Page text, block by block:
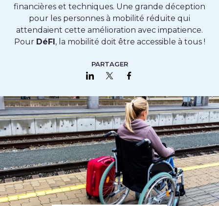
financières et techniques. Une grande déception
pour les personnes à mobilité réduite qui
attendaient cette amélioration avec impatience.
Pour DéFI, la mobilité doit être accessible à tous !
PARTAGER
Partager sur LinkedIn
Partager sur Twitter